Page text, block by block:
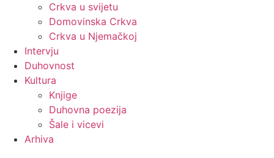
Crkva u svijetu
Domovinska Crkva
Crkva u Njemačkoj
Intervju
Duhovnost
Kultura
Knjige
Duhovna poezija
Šale i vicevi
Arhiva